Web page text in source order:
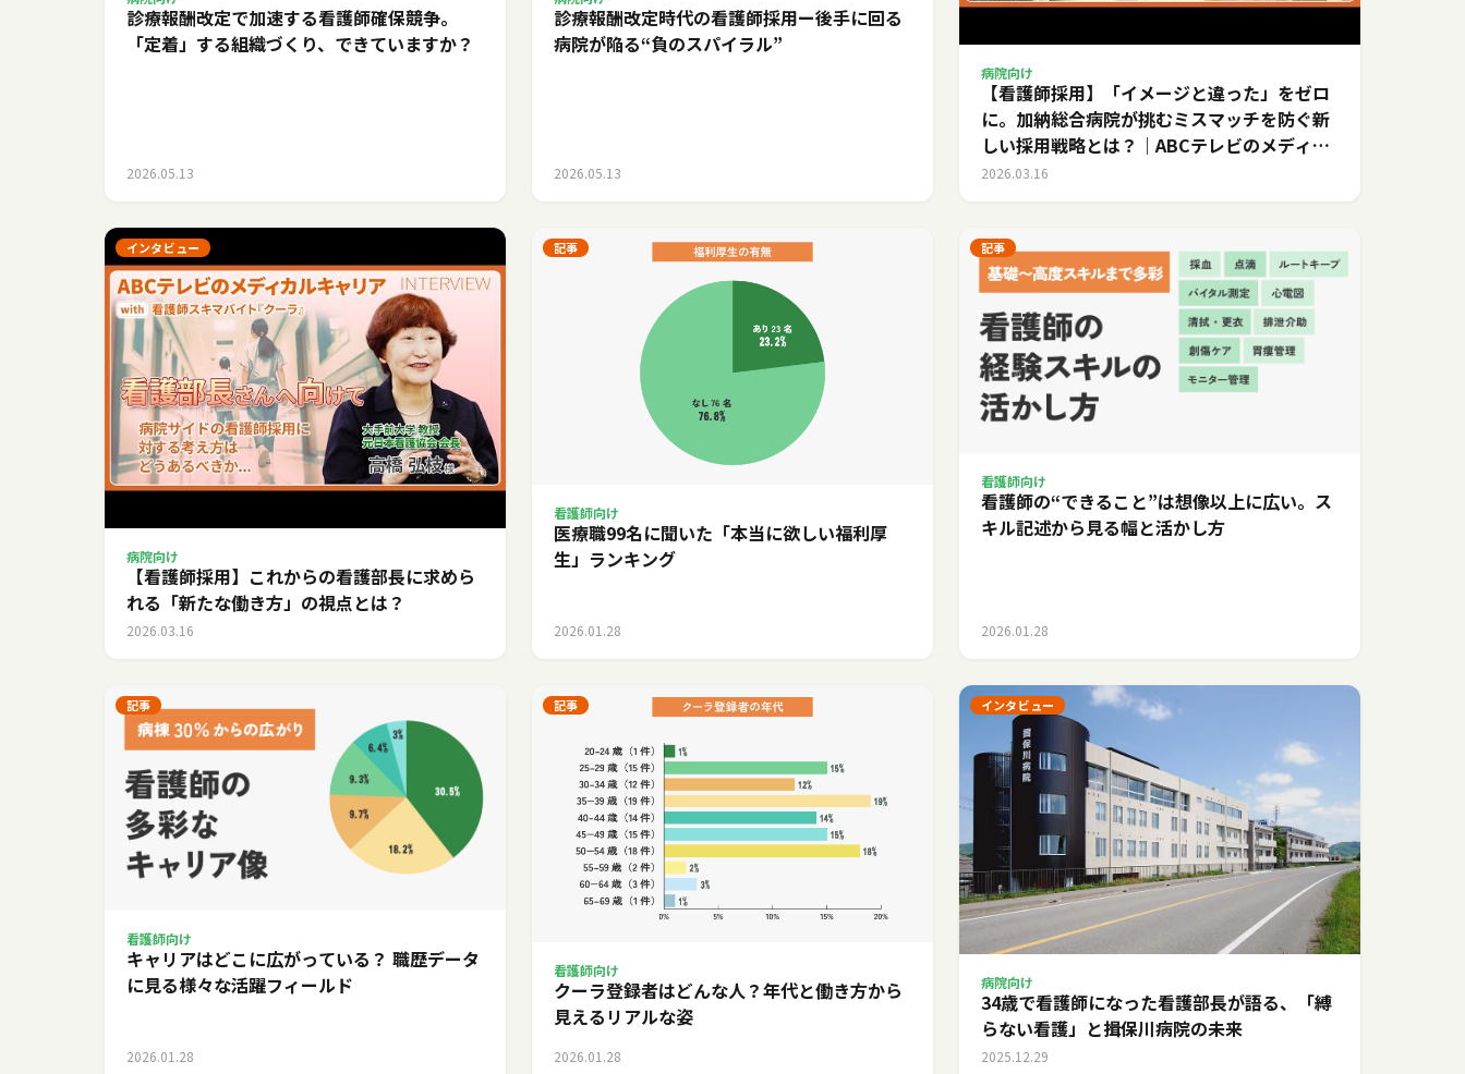
診療報酬改定で加速する看護師確保競争。
「定着」する組織づくり、できていますか？
2026.05.13
診療報酬改定時代の看護師採用ー後手に回る
病院が陥る“負のスパイラル”
2026.05.13
病院向け
【看護師採用】「イメージと違った」をゼロ
に。加納総合病院が挑むミスマッチを防ぐ新
しい採用戦略とは？｜ABCテレビのメディカ
ルキャリア
2026.03.16
インタビュー
病院向け
【看護師採用】これからの看護部長に求めら
れる「新たな働き方」の視点とは？
2026.03.16
記事
看護師向け
医療職99名に聞いた「本当に欲しい福利厚
生」ランキング
2026.01.28
記事
看護師向け
看護師の“できること”は想像以上に広い。ス
キル記述から見る幅と活かし方
2026.01.28
記事
看護師向け
キャリアはどこに広がっている？ 職歴データ
に見る様々な活躍フィールド
2026.01.28
記事
看護師向け
クーラ登録者はどんな人？年代と働き方から
見えるリアルな姿
2026.01.28
インタビュー
病院向け
34歳で看護師になった看護部長が語る、「縛
らない看護」と揖保川病院の未来
2025.12.29